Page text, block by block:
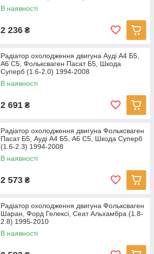
В наявності
2 236 ₴
Радіатор охолодження двигуна Ауді А4 Б5,
А6 С5, Фольксваген Пасат Б5, Шкода
Суперб (1.6-2.0) 1994-2008
В наявності
2 691 ₴
Радіатор охолодження двигуна Фольксваген
Пасат Б5, Ауді А4 Б5, А6 С5, Шкода Суперб
(1.6-2.3) 1994-2008
В наявності
2 573 ₴
Радіатор охолодження двигуна Фольксваген
Шаран, Форд Гелексі, Сеат Альхамбра (1.8-
2.8) 1995-2010
В наявності